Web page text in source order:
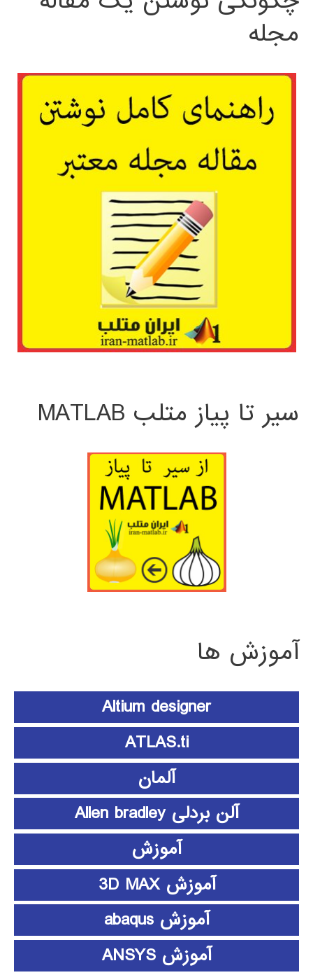
مجله
سیر تا پیاز متلب MATLAB
آموزش ها
Altium designer
ATLAS.ti
آلمان
آلن بردلی Allen bradley
آموزش
آموزش 3D MAX
آموزش abaqus
آموزش ANSYS